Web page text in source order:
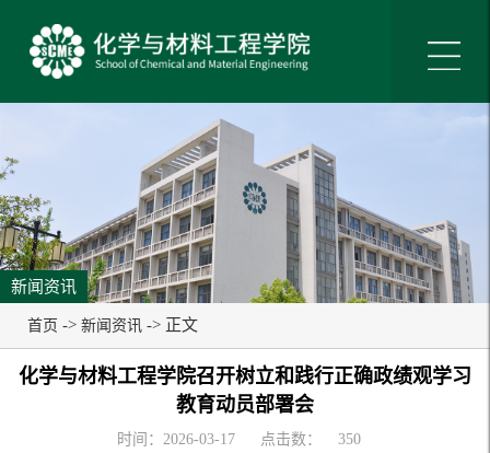
新闻资讯
首页 -> 新闻资讯 -> 正文
化学与材料工程学院召开树立和践行正确政绩观学习
教育动员部署会
时间：2026-03-17 点击数： 350